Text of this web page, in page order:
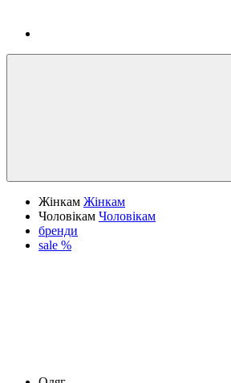
Жінкам Жінкам
Чоловікам Чоловікам
бренди
sale %